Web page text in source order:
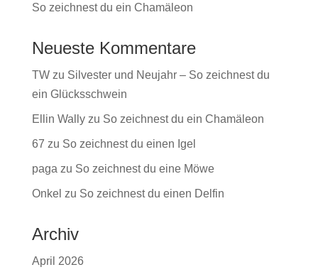
So zeichnest du ein Chamäleon
Neueste Kommentare
TWzu Silvester und Neujahr – So zeichnest du
ein Glücksschwein
Ellin Wallyzu So zeichnest du ein Chamäleon
67 zu So zeichnest du einen Igel
paga zu So zeichnest du eine Möwe
Onkel zu So zeichnest du einen Delfin
Archiv
April 2026